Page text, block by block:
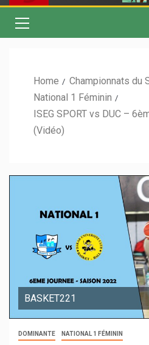
Home
Championnats du
National 1 Féminin
ISEG SPORT vs DUC –
(Vidéo)
BASKET221
DOMINANTE NATIONAL 1 FÉMININ